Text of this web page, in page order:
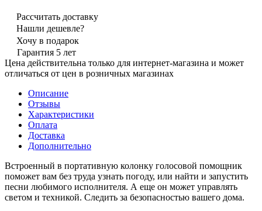
Рассчитать доставку
Нашли дешевле?
Хочу в подарок
Гарантия 5 лет
Цена действительна только для интернет-магазина и может
отличаться от цен в розничных магазинах
Описание
Отзывы
Характеристики
Оплата
Доставка
Дополнительно
Встроенный в портативную колонку голосовой помощник
поможет вам без труда узнать погоду, или найти и запустить
песни любимого исполнителя. А еще он может управлять
светом и техникой. Следить за безопасностью вашего дома.